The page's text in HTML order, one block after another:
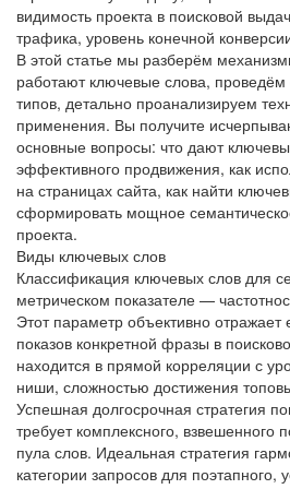
видимость проекта в поисковой
трафика, уровень конечной
В этой статье мы разберём
работают ключевые слова,
типов, детально проанализируем
применения. Вы получите
основные вопросы: что дают
эффективного продвижения, как
на страницах сайта, как найти
сформировать мощное
проекта.
Виды ключевых слов
Классификация ключевых слов для
метрическом показателе —
Этот параметр объективно отражает
показов конкретной фразы в
находится в прямой корреляции с
ниши, сложностью достижения
Успешная долгосрочная стратегия
требует комплексного,
пула слов. Идеальная стратегия
категории запросов для поэтапного,